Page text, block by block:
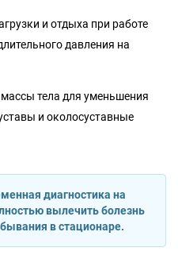
и отдыха при работе
давления на
тела для уменьшения
и околосуставные
диагностика на
вылечить болезнь
в стационаре.